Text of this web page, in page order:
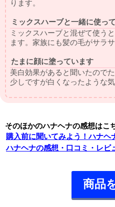
ります。
ミックスハーブと一緒に使っ
ミックスハーブと混ぜて使う
ます。家族にも髪の毛がサラ
たまに顔に塗っています
美白効果があると聞いたので
少しですが白くなったような気
そのほかのハナヘナの感想はこ
購入前に聞いてみよう！ハナヘ
ハナヘナの感想・口コミ・レビ
商品